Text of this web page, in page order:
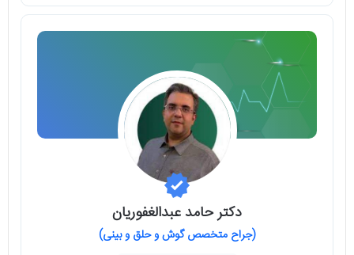
دکتر حامد عبدالغفوریان
(جراح متخصص گوش و حلق و بینی)